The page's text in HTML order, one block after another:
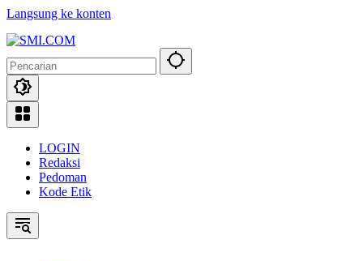
Langsung ke konten
LOGIN
Redaksi
Pedoman
Kode Etik